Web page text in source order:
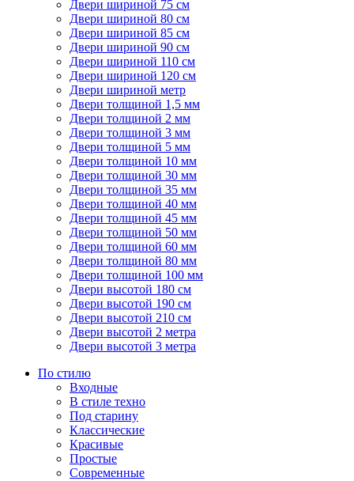
Двери шириной 75 см
Двери шириной 80 см
Двери шириной 85 см
Двери шириной 90 см
Двери шириной 110 см
Двери шириной 120 см
Двери шириной метр
Двери толщиной 1,5 мм
Двери толщиной 2 мм
Двери толщиной 3 мм
Двери толщиной 5 мм
Двери толщиной 10 мм
Двери толщиной 30 мм
Двери толщиной 35 мм
Двери толщиной 40 мм
Двери толщиной 45 мм
Двери толщиной 50 мм
Двери толщиной 60 мм
Двери толщиной 80 мм
Двери толщиной 100 мм
Двери высотой 180 см
Двери высотой 190 см
Двери высотой 210 см
Двери высотой 2 метра
Двери высотой 3 метра
По стилю
Входные
В стиле техно
Под старину
Классические
Красивые
Простые
Современные